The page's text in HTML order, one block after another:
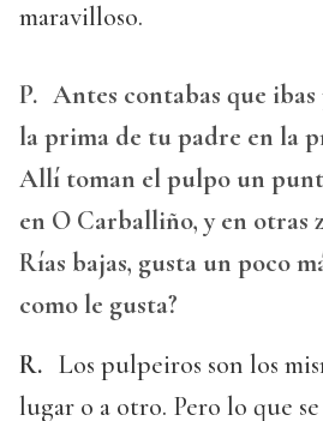
maravilloso.
P. Antes contabas que
la prima de tu padre en la
Allí toman el pulpo un
en O Carballiño, y en otras
Rías bajas, gusta un poco
como le gusta?
R. Los pulpeiros son los
lugar o a otro. Pero lo que